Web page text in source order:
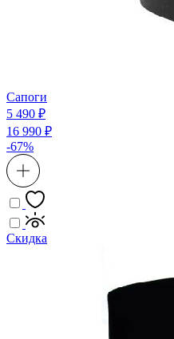
Сапоги
5 490 ₽
16 990 ₽
-67%
Скидка